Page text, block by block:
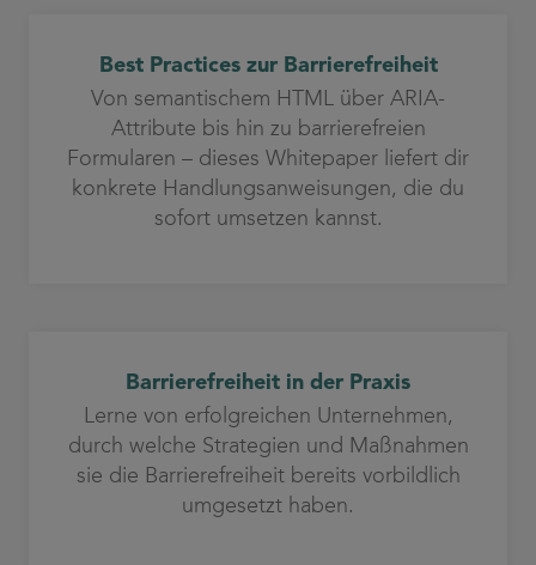
Best Practices zur Barrierefreiheit
Von semantischem HTML über ARIA-
Attribute bis hin zu barrierefreien
Formularen – dieses Whitepaper liefert dir
konkrete Handlungsanweisungen, die du
sofort umsetzen kannst.
Barrierefreiheit in der Praxis
Lerne von erfolgreichen Unternehmen,
durch welche Strategien und Maßnahmen
sie die Barrierefreiheit bereits vorbildlich
umgesetzt haben.